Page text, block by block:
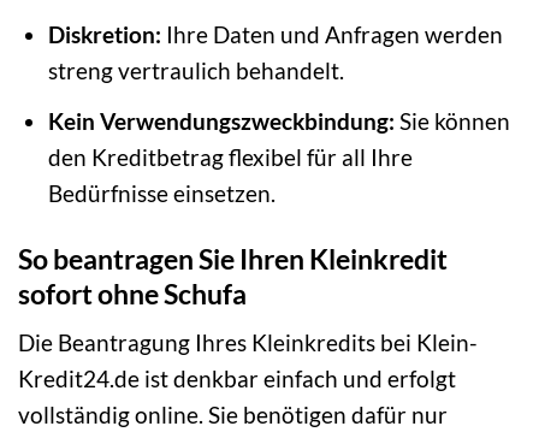
Diskretion: Ihre Daten und Anfragen werden
streng vertraulich behandelt.
Kein Verwendungszweckbindung: Sie können
den Kreditbetrag flexibel für all Ihre
Bedürfnisse einsetzen.
So beantragen Sie Ihren Kleinkredit
sofort ohne Schufa
Die Beantragung Ihres Kleinkredits bei Klein-
Kredit24.de ist denkbar einfach und erfolgt
vollständig online. Sie benötigen dafür nur